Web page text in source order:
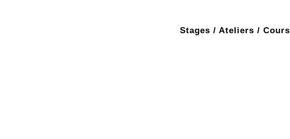
Stages / Ateliers / Cours